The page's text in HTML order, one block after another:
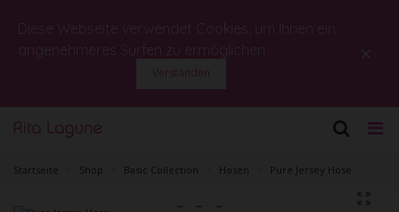
Diese Webseite verwendet Cookies, um Ihnen ein
angenehmeres Surfen zu ermöglichen.
Verstanden
×
Startseite Shop Basic Collection Hosen Pure Jersey Hose